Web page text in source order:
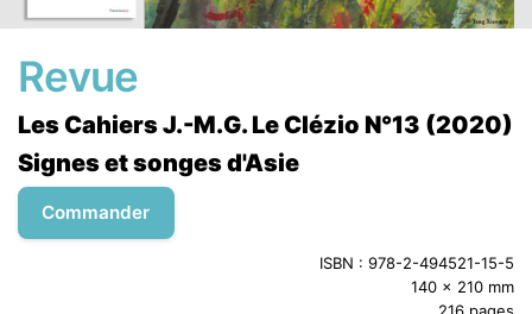
Revue
Les Cahiers J.-M.G. Le Clézio N°13 (2020)
Signes et songes d'Asie
Commander
ISBN : 978-2-494521-15-5
140 x 210 mm
216 pages